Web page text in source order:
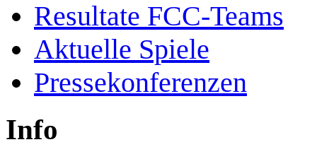
Resultate FCC-Teams
Aktuelle Spiele
Pressekonferenzen
Info